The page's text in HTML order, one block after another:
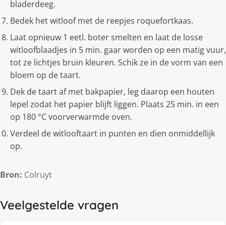
bladerdeeg.
Bedek het witloof met de reepjes roquefortkaas.
Laat opnieuw 1 eetl. boter smelten en laat de losse
witloofblaadjes in 5 min. gaar worden op een matig vuur,
tot ze lichtjes bruin kleuren. Schik ze in de vorm van een
bloem op de taart.
Dek de taart af met bakpapier, leg daarop een houten
lepel zodat het papier blijft liggen. Plaats 25 min. in een
op 180 °C voorverwarmde oven.
Verdeel de witlooftaart in punten en dien onmiddellijk
op.
Bron: Colruyt
Veelgestelde vragen